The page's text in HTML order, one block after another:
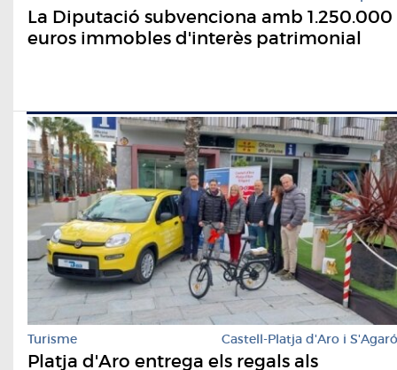
La Diputació subvenciona amb 1.250.000
euros immobles d'interès patrimonial
Turisme Castell-Platja d'Aro i S'Agaró
Platja d'Aro entrega els regals als